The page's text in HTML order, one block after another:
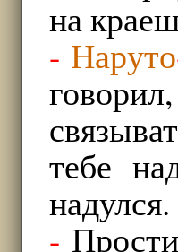
на
- Наруто
тебе
надулся.
-